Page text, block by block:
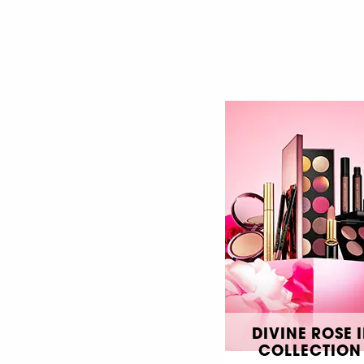
DIVINE ROSE
COLLECTION